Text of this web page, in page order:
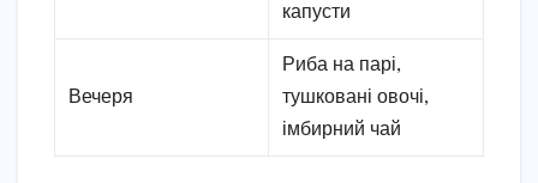
капусти
Вечеря
Риба на парі,
тушковані овочі,
імбирний чай